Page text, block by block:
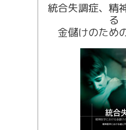
統合失調症、精
る
金儲けのため